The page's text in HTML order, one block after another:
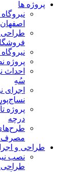
پروژه ها
نیروگاه
پروژه
سُهِ
اجرای
پروژه
درچه
مصرف
طراحی و